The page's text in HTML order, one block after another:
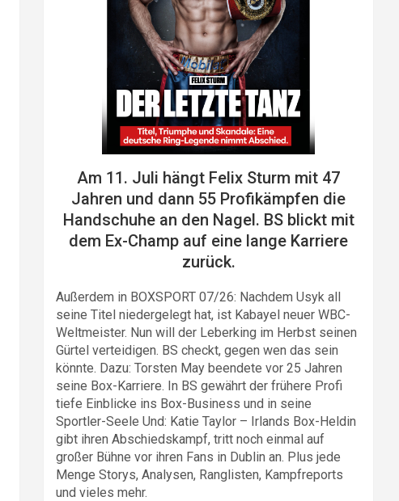
Am 11. Juli hängt Felix Sturm mit 47
Jahren und dann 55 Profikämpfen die
Handschuhe an den Nagel. BS blickt mit
dem Ex-Champ auf eine lange Karriere
zurück.
Außerdem in BOXSPORT 07/26: Nachdem Usyk all
seine Titel niedergelegt hat, ist Kabayel neuer WBC-
Weltmeister. Nun will der Leberking im Herbst seinen
Gürtel verteidigen. BS checkt, gegen wen das sein
könnte. Dazu: Torsten May beendete vor 25 Jahren
seine Box-Karriere. In BS gewährt der frühere Profi
tiefe Einblicke ins Box-Business und in seine
Sportler-Seele Und: Katie Taylor – Irlands Box-Heldin
gibt ihren Abschiedskampf, tritt noch einmal auf
großer Bühne vor ihren Fans in Dublin an. Plus jede
Menge Storys, Analysen, Ranglisten, Kampfreports
und vieles mehr.